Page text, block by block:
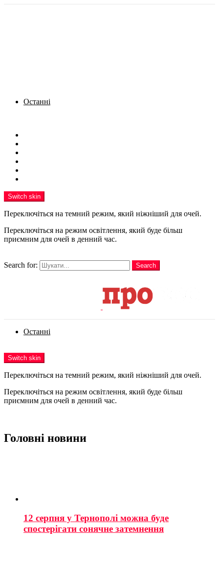
Останні
Switch skin
Переключіться на темний режим, який ніжніший для очей.
Переключіться на режим освітлення, який буде більш
приємним для очей в денний час.
Search for:
Search
Останні
Switch skin
Переключіться на темний режим, який ніжніший для очей.
Переключіться на режим освітлення, який буде більш
приємним для очей в денний час.
Головні новини
12 серпня у Тернополі можна буде
спостерігати сонячне затемнення